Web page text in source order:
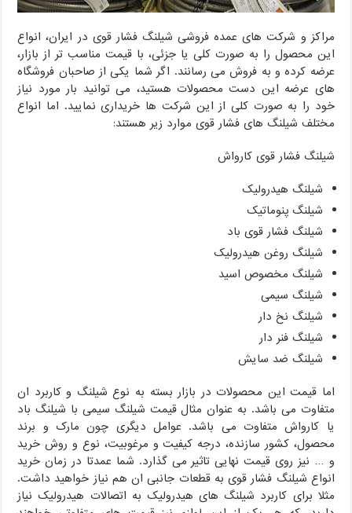
مراکز و شرکت های عمده فروشی شیلنگ فشار قوی در ایران، انواع
این محصول را به صورت کلی یا جزئی، با قیمت مناسب تر از بازار،
عرضه کرده و به فروش می رسانند. اگر شما یکی از صاحبان فروشگاه
های عرضه این دست محصولات هستید، می توانید بار مورد نیاز
خود را به صورت کلی از این شرکت ها خریداری نمایید. اما انواع
مختلف شیلنگ های فشار قوی موارد زیر هستند:
شیلنگ فشار قوی کارواش
شیلنگ هیدرولیک
شیلنگ پنوماتیک
شیلنگ فشار قوی باد
شیلنگ روغن هیدرولیک
شیلنگ مخصوص اسید
شیلنگ سیمی
شیلنگ نخ دار
شیلنگ فنر دار
شیلنگ ضد سایش
اما قیمت این محصولات در بازار بسته به نوع شیلنگ و کاربرد ان
متفاوت می باشد. به عنوان مثال قیمت شیلنگ سیمی با شیلنگ باد
یا کارواش متفاوت می باشد. عوامل دیگری چون مارک و برند
محصول، کشور سازنده، درجه کیفیت و مرغوبیت، نوع و روش خرید
و … نیز روی قیمت نهایی تاثیر می گذارد. شما عمدتا در زمان خرید
انواع شیلنگ فشار قوی به قطعات جانبی ان هم نیاز خواهید داشت.
مثلا برای کاربرد شیلنگ های هیدرولیک به اتصالات هیدرولیک نیاز